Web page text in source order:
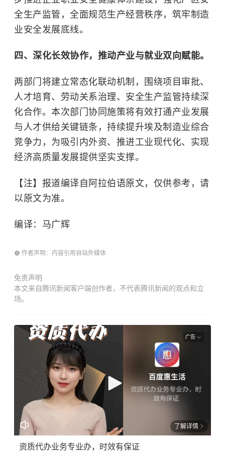
全生产监管，全面规范生产经营秩序，筑牢制造
业安全发展底线。
四、深化长效协作，推动产业与就业双向赋能。
两部门将建立常态化联动机制，围绕项目审批、
人才培育、劳动关系治理、安全生产监管持续深
化合作。本次部门协同施策将有效打通产业发展
与人才供给关键链条，持续提升埃及制造业综合
竞争力，为吸引内外资、推进工业现代化、实现
经济高质量发展提供坚实支撑。
【注】报道编译自阿拉伯语原文，仅供参考，请
以原文为准。
编译：马广辉
作者声明：内容引用自站外媒体
免责声明
本文来自腾讯新闻客户端创作者，不代表腾讯新闻的观点和立
场。
广告
了解详情
资质代办业务专业办，时效有保证